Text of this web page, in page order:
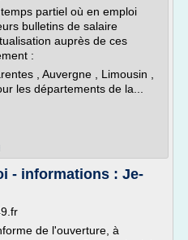
partiel où en emploi
bulletins de salaire
auprès de ces
:
, Auvergne , Limousin ,
les départements de la...
- informations : Je-
de l'ouverture, à